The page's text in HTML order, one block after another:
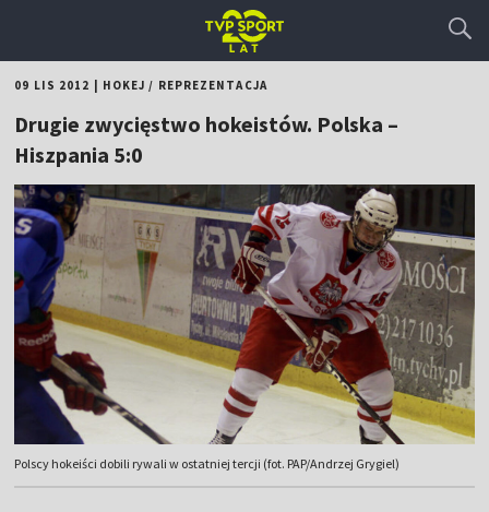
09 LIS 2012 HOKEJ / REPREZENTACJA
Drugie zwycięstwo hokeistów. Polska –
Hiszpania 5:0
Polscy hokeiści dobili rywali w ostatniej tercji (fot. PAP/Andrzej Grygiel)